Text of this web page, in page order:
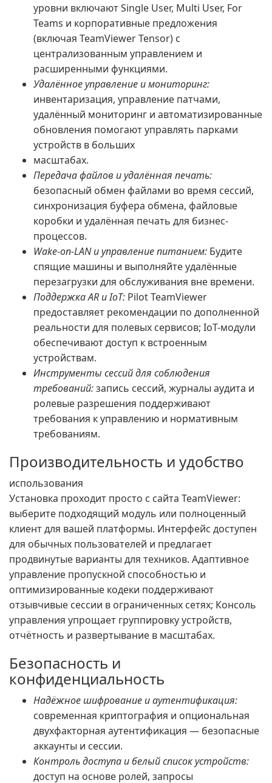
уровни включают Single User, Multi User, For
Teams и корпоративные предложения
(включая TeamViewer Tensor) с
централизованным управлением и
расширенными функциями.
Удалённое управление и мониторинг:
инвентаризация, управление патчами,
удалённый мониторинг и автоматизированные
обновления помогают управлять парками
устройств в больших
масштабах.
Передача файлов и удалённая печать:
безопасный обмен файлами во время сессий,
синхронизация буфера обмена, файловые
коробки и удалённая печать для бизнес-
процессов.
Wake-on-LAN и управление питанием: Будите
спящие машины и выполняйте удалённые
перезагрузки для обслуживания вне времени.
Поддержка AR и IoT: Pilot TeamViewer
предоставляет рекомендации по дополненной
реальности для полевых сервисов; IoT-модули
обеспечивают доступ к встроенным
устройствам.
Инструменты сессий для соблюдения
требований:запись сессий, журналы аудита и
ролевые разрешения поддерживают
требования к управлению и нормативным
требованиям.
Производительность и удобство
использования
Установка проходит просто с сайта TeamViewer:
выберите подходящий модуль или полноценный
клиент для вашей платформы. Интерфейс доступен
для обычных пользователей и предлагает
продвинутые варианты для техников. Адаптивное
управление пропускной способностью и
оптимизированные кодеки поддерживают
отзывчивые сессии в ограниченных сетях; Консоль
управления упрощает группировку устройств,
отчётность и развертывание в масштабах.
Безопасность и
конфиденциальность
Надёжное шифрование и аутентификация:
современная криптография и опциональная
двухфакторная аутентификация — безопасные
аккаунты и сессии.
Контроль доступа и белый список устройств:
доступ на основе ролей, запросы